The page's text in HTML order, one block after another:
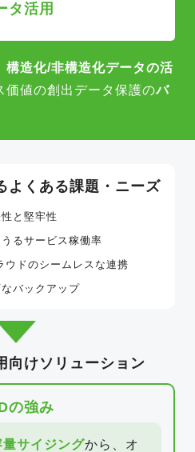
タ活用
構造化/非構造化データの活
価値の創出データ保護のバ
よくある課題・ニーズ
と堅牢性
るサービス稼働率
ウドのシームレスな連携
バックアップ
向けソリューション
の強み
サイジングから、オ